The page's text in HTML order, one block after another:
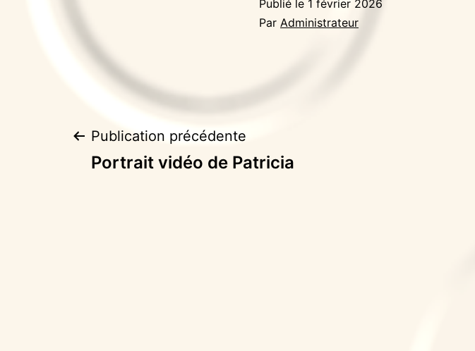
Publié le 1 février 2026
Par Administrateur
Navigation
Publication précédente
Portrait vidéo de Patricia